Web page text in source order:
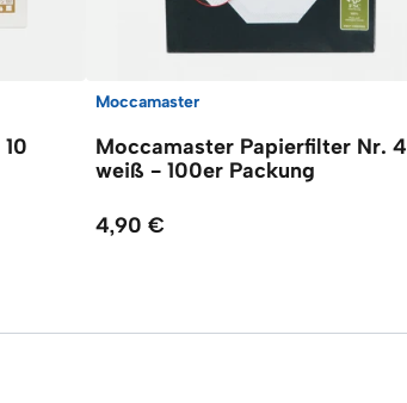
Moccamaster
Moccamaster Papierfilter Nr. 4
weiß - 100er Packung
4,90 €